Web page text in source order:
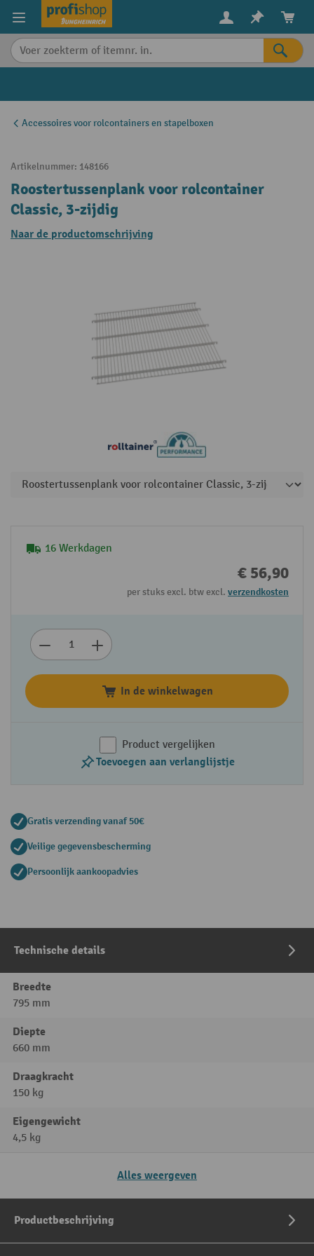
content
Accessoires voor rolcontainers en stapelboxen
Artikelnummer: 148166
Roostertussenplank voor rolcontainer
Classic, 3-zijdig
Naar de productomschrijving
16 Werkdagen
€ 56,90
per stuks excl. btw excl. verzendkosten
In de winkelwagen
Product vergelijken
Toevoegen aan verlanglijstje
Gratis verzending vanaf 50€
Veilige gegevensbescherming
Persoonlijk aankoopadvies
Technische details
Breedte
795 mm
Diepte
660 mm
Draagkracht
150 kg
Eigengewicht
4,5 kg
Alles weergeven
Productbeschrijving